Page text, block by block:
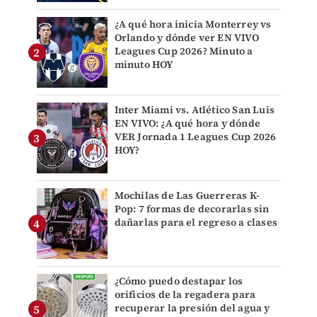
¿A qué hora inicia Monterrey vs
Orlando y dónde ver EN VIVO
Leagues Cup 2026? Minuto a
minuto HOY
Inter Miami vs. Atlético San Luis
EN VIVO: ¿A qué hora y dónde
VER Jornada 1 Leagues Cup 2026
HOY?
Mochilas de Las Guerreras K-
Pop: 7 formas de decorarlas sin
dañarlas para el regreso a clases
¿Cómo puedo destapar los
orificios de la regadera para
recuperar la presión del agua y